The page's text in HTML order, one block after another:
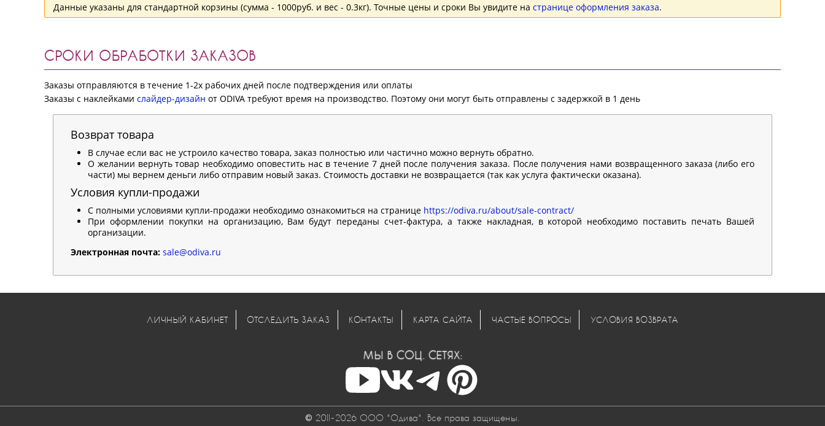
Данные указаны для стандартной корзины (сумма - 1000руб. и вес - 0.3кг). Точные цены и сроки Вы увидите на странице оформления заказа.
СРОКИ ОБРАБОТКИ ЗАКАЗОВ
Заказы отправляются в течение 1-2х рабочих дней после подтверждения или оплаты
Заказы с наклейками слайдер-дизайн от ODIVA требуют время на производство. Поэтому они могут быть отправлены с задержкой в 1 день
Возврат товара
В случае если вас не устроило качество товара, заказ полностью или частично можно вернуть обратно.
О желании вернуть товар необходимо оповестить нас в течение 7 дней после получения заказа. После получения нами возвращенного заказа (либо его
части) мы вернем деньги либо отправим новый заказ. Стоимость доставки не возвращается (так как услуга фактически оказана).
Условия купли-продажи
С полными условиями купли-продажи необходимо ознакомиться на странице https://odiva.ru/about/sale-contract/
При оформлении покупки на организацию, Вам будут переданы счет-фактура, а также накладная, в которой необходимо поставить печать Вашей
организации.
Электронная почта: sale@odiva.ru
ЛИЧНЫЙ КАБИНЕТ ОТСЛЕДИТЬ ЗАКАЗ КОНТАКТЫ КАРТА САЙТА ЧАСТЫЕ ВОПРОСЫ УСЛОВИЯ ВОЗВРАТА
МЫ В СОЦ. СЕТЯХ:
© 2011-2026 ООО "Одива". Все права защищены.